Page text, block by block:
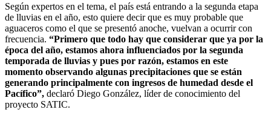
Según expertos en el tema, el país está entrando a la segunda etapa
de lluvias en el año, esto quiere decir que es muy probable que
aguaceros como el que se presentó anoche, vuelvan a ocurrir con
frecuencia. “Primero que todo hay que considerar que ya por la
época del año, estamos ahora influenciados por la segunda
temporada de lluvias y pues por razón, estamos en este
momento observando algunas precipitaciones que se están
generando principalmente con ingresos de humedad desde el
Pacífico”, declaró Diego González, líder de conocimiento del
proyecto SATIC.